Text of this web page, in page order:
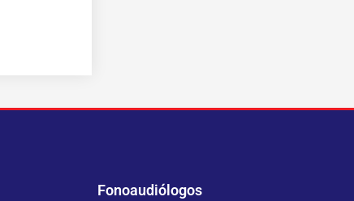
Fonoaudiólogos